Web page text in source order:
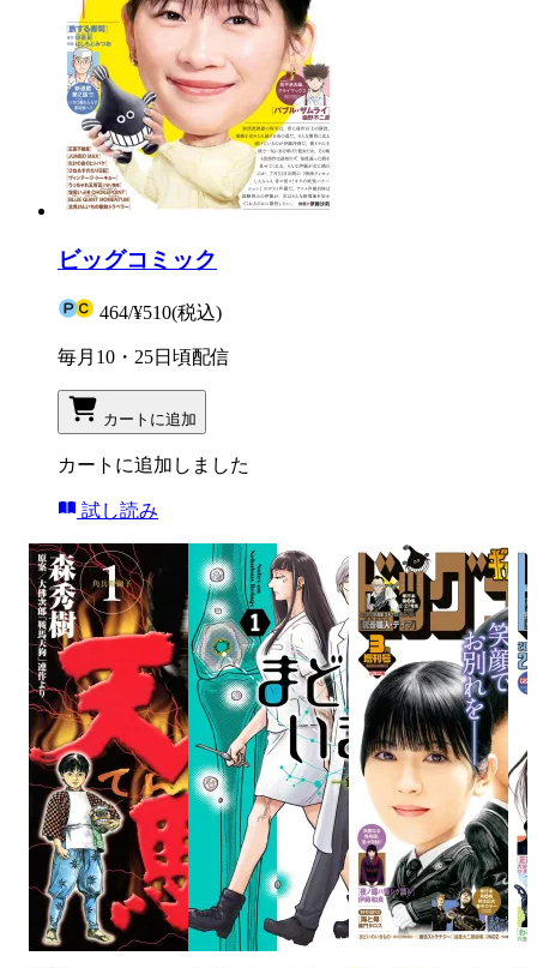
ビッグコミック
464/¥510(税込)
毎月10・25日頃配信
カートに追加
カートに追加しました
試し読み